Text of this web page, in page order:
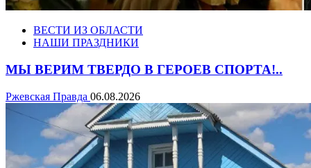
ВЕСТИ ИЗ ОБЛАСТИ
НАШИ ПРАЗДНИКИ
МЫ ВЕРИМ ТВЕРДО В ГЕРОЕВ СПОРТА!..
Ржевская Правда 06.08.2026